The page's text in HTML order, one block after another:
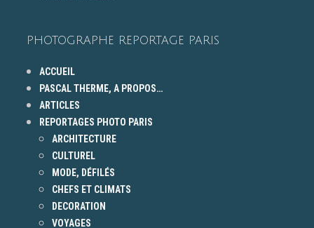
PHOTOGRAPHE REPORTAGE PARIS
ACCUEIL
PASCAL THERME, A PROPOS…
ARTICLES
REPORTAGES PHOTO PARIS
ARCHITECTURE
CULTUREL
MODE, DÉFILÉS
CHEFS ET CLIMATS
DECORATION
VOYAGES